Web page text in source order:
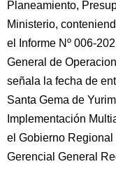
Planeamiento,
Ministerio,
el Informe Nº 006-
General de
señala la fecha de
Santa Gema de
Implementación
el Gobierno
Gerencial General